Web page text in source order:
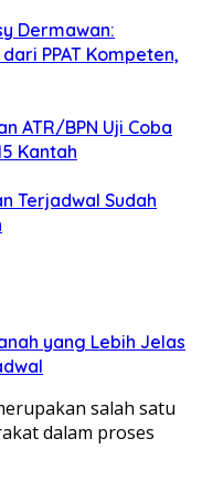
Dermawan:
PPAT Kompeten,
ATR/BPN Uji Coba
Kantah
Terjadwal Sudah
yang Lebih Jelas
salah satu
dalam proses